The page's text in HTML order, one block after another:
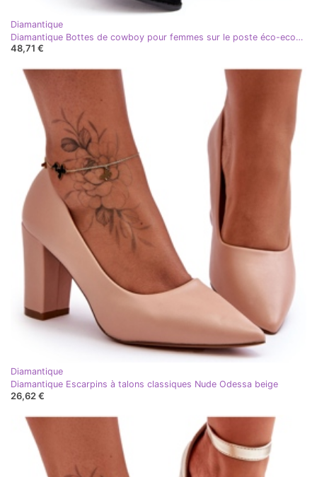
Diamantique
Diamantique Bottes de cowboy pour femmes sur le poste éco-eco-noir
48,71 €
Diamantique
Diamantique Escarpins à talons classiques Nude Odessa beige
26,62 €